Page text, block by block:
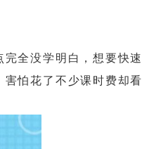
全没学明白，想要快速
怕花了不少课时费却看